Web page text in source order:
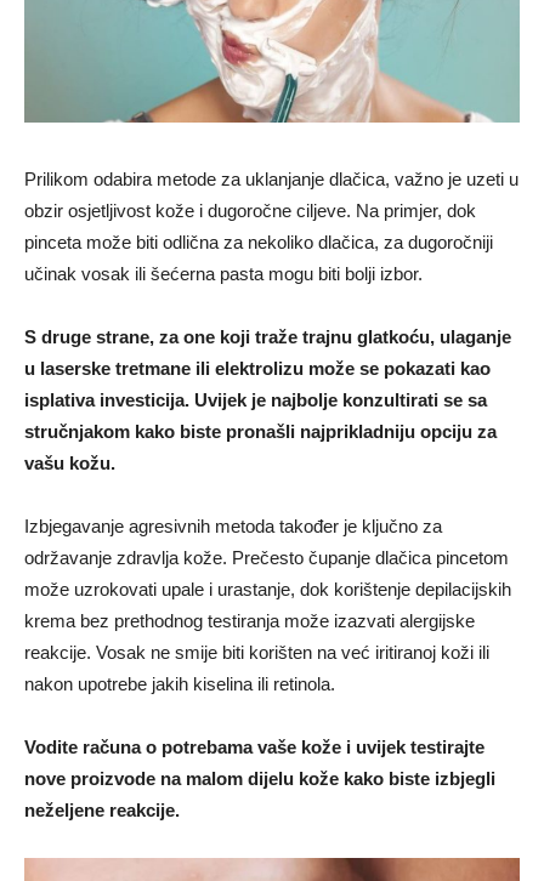
Prilikom odabira metode za uklanjanje dlačica, važno je uzeti u
obzir osjetljivost kože i dugoročne ciljeve. Na primjer, dok
pinceta može biti odlična za nekoliko dlačica, za dugoročniji
učinak vosak ili šećerna pasta mogu biti bolji izbor.
S druge strane, za one koji traže trajnu glatkoću, ulaganje
u laserske tretmane ili elektrolizu može se pokazati kao
isplativa investicija. Uvijek je najbolje konzultirati se sa
stručnjakom kako biste pronašli najprikladniju opciju za
vašu kožu.
Izbjegavanje agresivnih metoda također je ključno za
održavanje zdravlja kože. Prečesto čupanje dlačica pincetom
može uzrokovati upale i urastanje, dok korištenje depilacijskih
krema bez prethodnog testiranja može izazvati alergijske
reakcije. Vosak ne smije biti korišten na već iritiranoj koži ili
nakon upotrebe jakih kiselina ili retinola.
Vodite računa o potrebama vaše kože i uvijek testirajte
nove proizvode na malom dijelu kože kako biste izbjegli
neželjene reakcije.